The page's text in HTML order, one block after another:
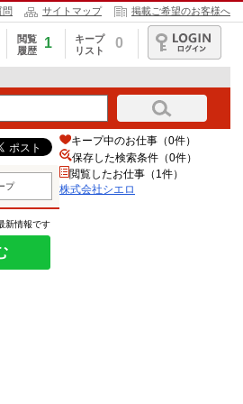
問 サイトマップ 掲載ご希望のお客様へ
閲覧
履歴
1
キープ
リスト
0
ログイン
プ
新情報です
キープ中のお仕事（0件）
保存した検索条件（0件）
閲覧したお仕事（1件）
株式会社シエロ